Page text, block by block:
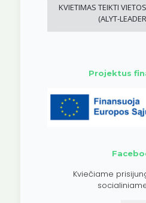
KVIETIMAS TEIKTI
(ALYT-
Projektus
Kviečiame